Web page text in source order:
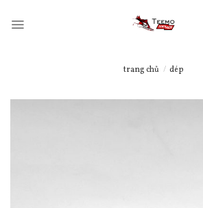
trang chủ / dép